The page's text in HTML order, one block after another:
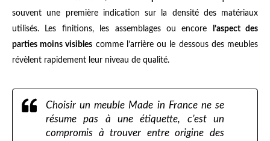
souvent une première indication sur la densité des matériaux
utilisés. Les finitions, les assemblages ou encore
l’aspect des
parties moins visibles comme l’arrière ou le dessous des meubles
révèlent rapidement leur niveau de qualité.
Choisir un meuble Made in France ne se
résume pas à une étiquette, c’est un
compromis à trouver entre origine des